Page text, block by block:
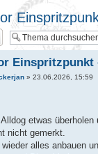
Einspritzpunkt
» 23.06.2026, 15:59
etwas
nicht gemerkt.
alles anbauen